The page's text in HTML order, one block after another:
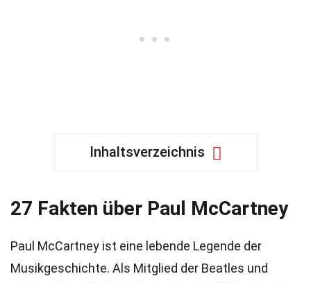
Inhaltsverzeichnis
27 Fakten über Paul McCartney
Paul McCartney ist eine lebende Legende der
Musikgeschichte. Als Mitglied der Beatles und